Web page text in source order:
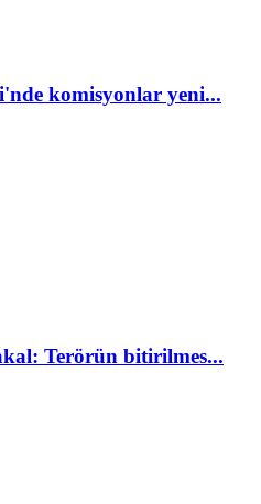
komisyonlar yeni...
Terörün bitirilmes...